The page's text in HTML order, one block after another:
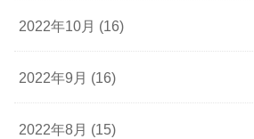
2022年10月 (16)
2022年9月 (16)
2022年8月 (15)